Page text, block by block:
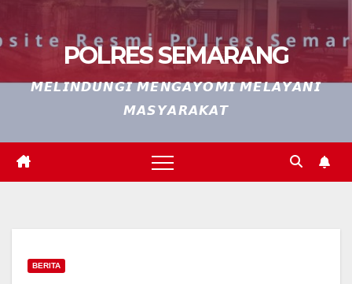
POLRES SEMARANG
𝙈𝙀𝙇𝙄𝙉𝘿𝙐𝙉𝙂𝙄 𝙈𝙀𝙉𝙂𝘼𝙔𝙊𝙈𝙄 𝙈𝙀𝙇𝘼𝙔𝘼𝙉𝙄
𝙈𝘼𝙎𝙔𝘼𝙍𝘼𝙆𝘼𝙏
BERITA